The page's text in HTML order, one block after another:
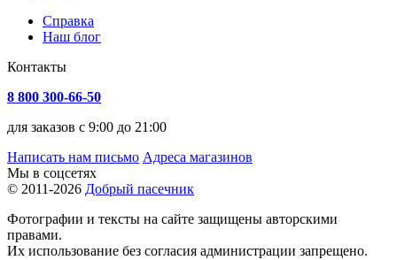
Справка
Наш блог
Контакты
8 800 300-66-50
для заказов с 9:00 до 21:00
Написать нам письмо Адреса магазинов
Мы в соцсетях
© 2011-2026 Добрый пасечник
Фотографии и тексты на сайте защищены авторскими
правами.
Их использование без согласия администрации запрещено.